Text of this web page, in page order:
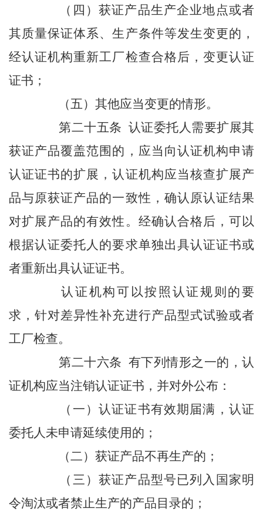
（四）获证产品生产企业地点或者
其质量保证体系、生产条件等发生变更的，
经认证机构重新工厂检查合格后，变更认证
证书；
（五）其他应当变更的情形。
第二十五条 认证委托人需要扩展其
获证产品覆盖范围的，应当向认证机构申请
认证证书的扩展，认证机构应当核查扩展产
品与原获证产品的一致性，确认原认证结果
对扩展产品的有效性。经确认合格后，可以
根据认证委托人的要求单独出具认证证书或
者重新出具认证证书。
认证机构可以按照认证规则的要
求，针对差异性补充进行产品型式试验或者
工厂检查。
第二十六条 有下列情形之一的，认
证机构应当注销认证证书，并对外公布：
（一）认证证书有效期届满，认证
委托人未申请延续使用的；
（二）获证产品不再生产的；
（三）获证产品型号已列入国家明
令淘汰或者禁止生产的产品目录的；